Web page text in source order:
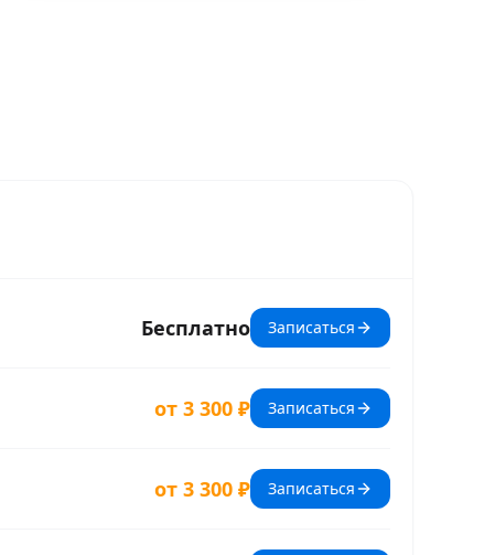
Бесплатно Записаться
от 3 300 ₽ Записаться
от 3 300 ₽ Записаться